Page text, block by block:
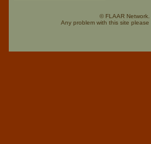
© FLAAR
Any problem with this site please